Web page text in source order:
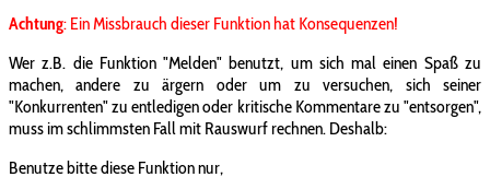
Achtung: Ein Missbrauch dieser Funktion hat Konsequenzen!
Wer z.B. die Funktion "Melden" benutzt, um sich mal einen Spaß zu
machen, andere zu ärgern oder um zu versuchen, sich seiner
"Konkurrenten" zu entledigen oder kritische Kommentare zu "entsorgen",
muss im schlimmsten Fall mit Rauswurf rechnen. Deshalb:
Benutze bitte diese Funktion nur,